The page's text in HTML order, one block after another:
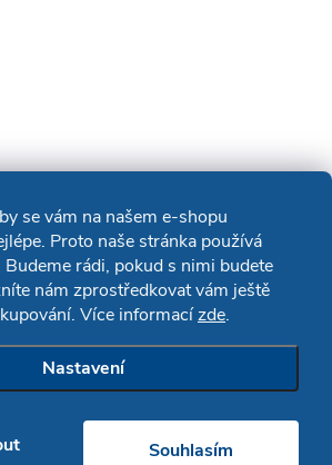
se vám na našem e-shopu
Proto naše stránka používá
rádi, pokud s nimi budete
nám zprostředkovat vám ještě
Více informacízde.
Nastavení
Souhlasím